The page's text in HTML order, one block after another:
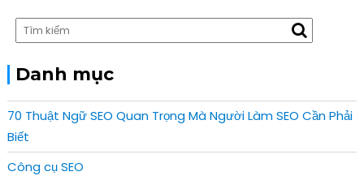
:
Danh mục
70 Thuật Ngữ SEO Quan Trọng Mà Người Làm SEO Cần Phải
Biết
Công cụ SEO